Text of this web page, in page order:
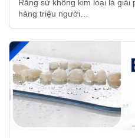
Răng sứ không kim loại là
hàng triệu người…